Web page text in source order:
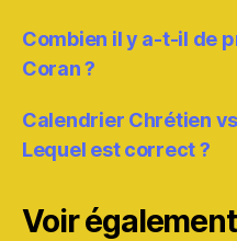
Combien il y a-t-il de
Coran ?
Calendrier Chrétien
Lequel est correct ?
Voir